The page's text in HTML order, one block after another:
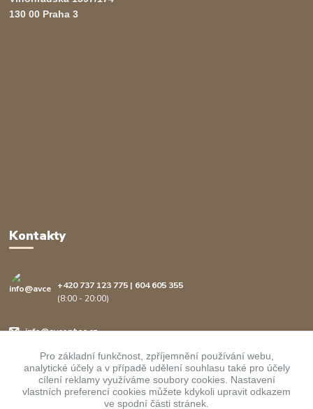
130 00 Praha 3
Kontakty
+420 737 123 775 | 604 605 355
(8:00 - 20:00)
info@avcenter.cz
Pro základní funkčnost, zpříjemnění používání webu,
analytické účely a v případě udělení souhlasu také pro účely
cílení reklamy využíváme soubory cookies. Nastavení
vlastních preferencí cookies můžete kdykoli upravit odkazem
ve spodní části stránek.